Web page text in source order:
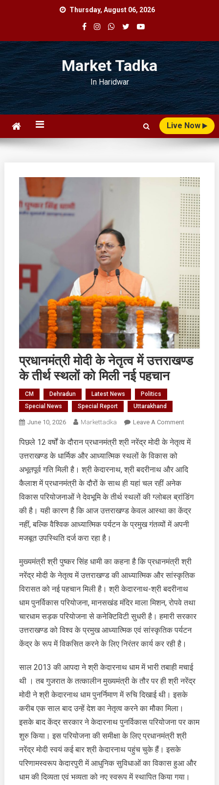
Thursday, August 06, 2026
Market Tadka
In Haridwar
Live Now
प्रधानमंत्री मोदी के नेतृत्व में उत्तराखण्ड
के तीर्थ स्थलों को मिली नई पहचान
CM Dehradun Latest News
Politics
Special News
Special Report Uttarakhand
June 10, 2026 Markettadka Leave A CommentOn
मोदी
नेतृत्व
के
तीर्थ
स्थलों
नई
पहचान
पिछले 12 वर्षों के दौरान प्रधानमंत्री श्री नरेंद्र मोदी के नेतृत्व में
उत्तराखण्ड के धार्मिक और आध्यात्मिक स्थलों के विकास को
अभूतपूर्व गति मिली है। श्री केदारनाथ, श्री बदरीनाथ और आदि
कैलाश में प्रधानमंत्री के दौरों के साथ ही यहां चल रहीं अनेक
विकास परियोजनाओं ने देवभूमि के तीर्थ स्थलों की ग्लोबल ब्रांडिंग
की है। यही कारण है कि आज उत्तराखण्ड केवल आस्था का केंद्र
नहीं, बल्कि वैश्विक आध्यात्मिक पर्यटन के प्रमुख गंतव्यों में अपनी
मजबूत उपस्थिति दर्ज करा रहा है।
मुख्यमंत्री श्री पुष्कर सिंह धामी का कहना है कि प्रधानमंत्री श्री
नरेंद्र मोदी के नेतृत्व में उत्तराखण्ड की आध्यात्मिक और सांस्कृतिक
विरासत को नई पहचान मिली है। श्री केदारनाथ-श्री बदरीनाथ
धाम पुनर्विकास परियोजना, मानसखंड मंदिर माला मिशन, रोपवे तथा
चारधाम सड़क परियोजना से कनेक्टिविटी सुधरी है। हमारी सरकार
उत्तराखण्ड को विश्व के प्रमुख आध्यात्मिक एवं सांस्कृतिक पर्यटन
केंद्र के रूप में विकसित करने के लिए निरंतर कार्य कर रही है।
साल 2013 की आपदा ने श्री केदारनाथ धाम में भारी तबाही मचाई
थी । तब गुजरात के तत्कालीन मुख्यमंत्री के तौर पर ही श्री नरेंद्र
मोदी ने श्री केदारनाथ धाम पुनर्निमाण में रुचि दिखाई थी। इसके
करीब एक साल बाद उन्हें देश का नेतृत्व करने का मौका मिला।
इसके बाद केंद्र सरकार ने केदारनाथ पुनर्विकास परियोजना पर काम
शुरु किया। इस परियोजना की समीक्षा के लिए प्रधानमंत्री श्री
नरेंद्र मोदी स्वयं कई बार श्री केदारनाथ पहुंच चुके हैं। इसके
परिणामस्वरूप केदारपुरी में आधुनिक सुविधाओं का विकास हुआ और
धाम की दिव्यता एवं भव्यता को नए स्वरूप में स्थापित किया गया।